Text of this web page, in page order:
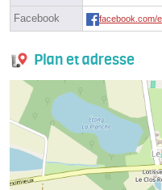
Facebook facebook.com/
Plan et adresse